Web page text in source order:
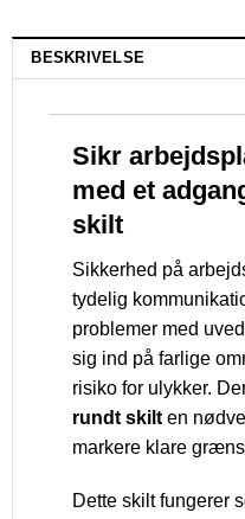
BESKRIVELSE
Sikr
med et
skilt
Sikkerhed på
tydelig
problemer med
sig ind på farlige
risiko for ulykker.
rundt skilt en
markere klare
Dette skilt fungerer